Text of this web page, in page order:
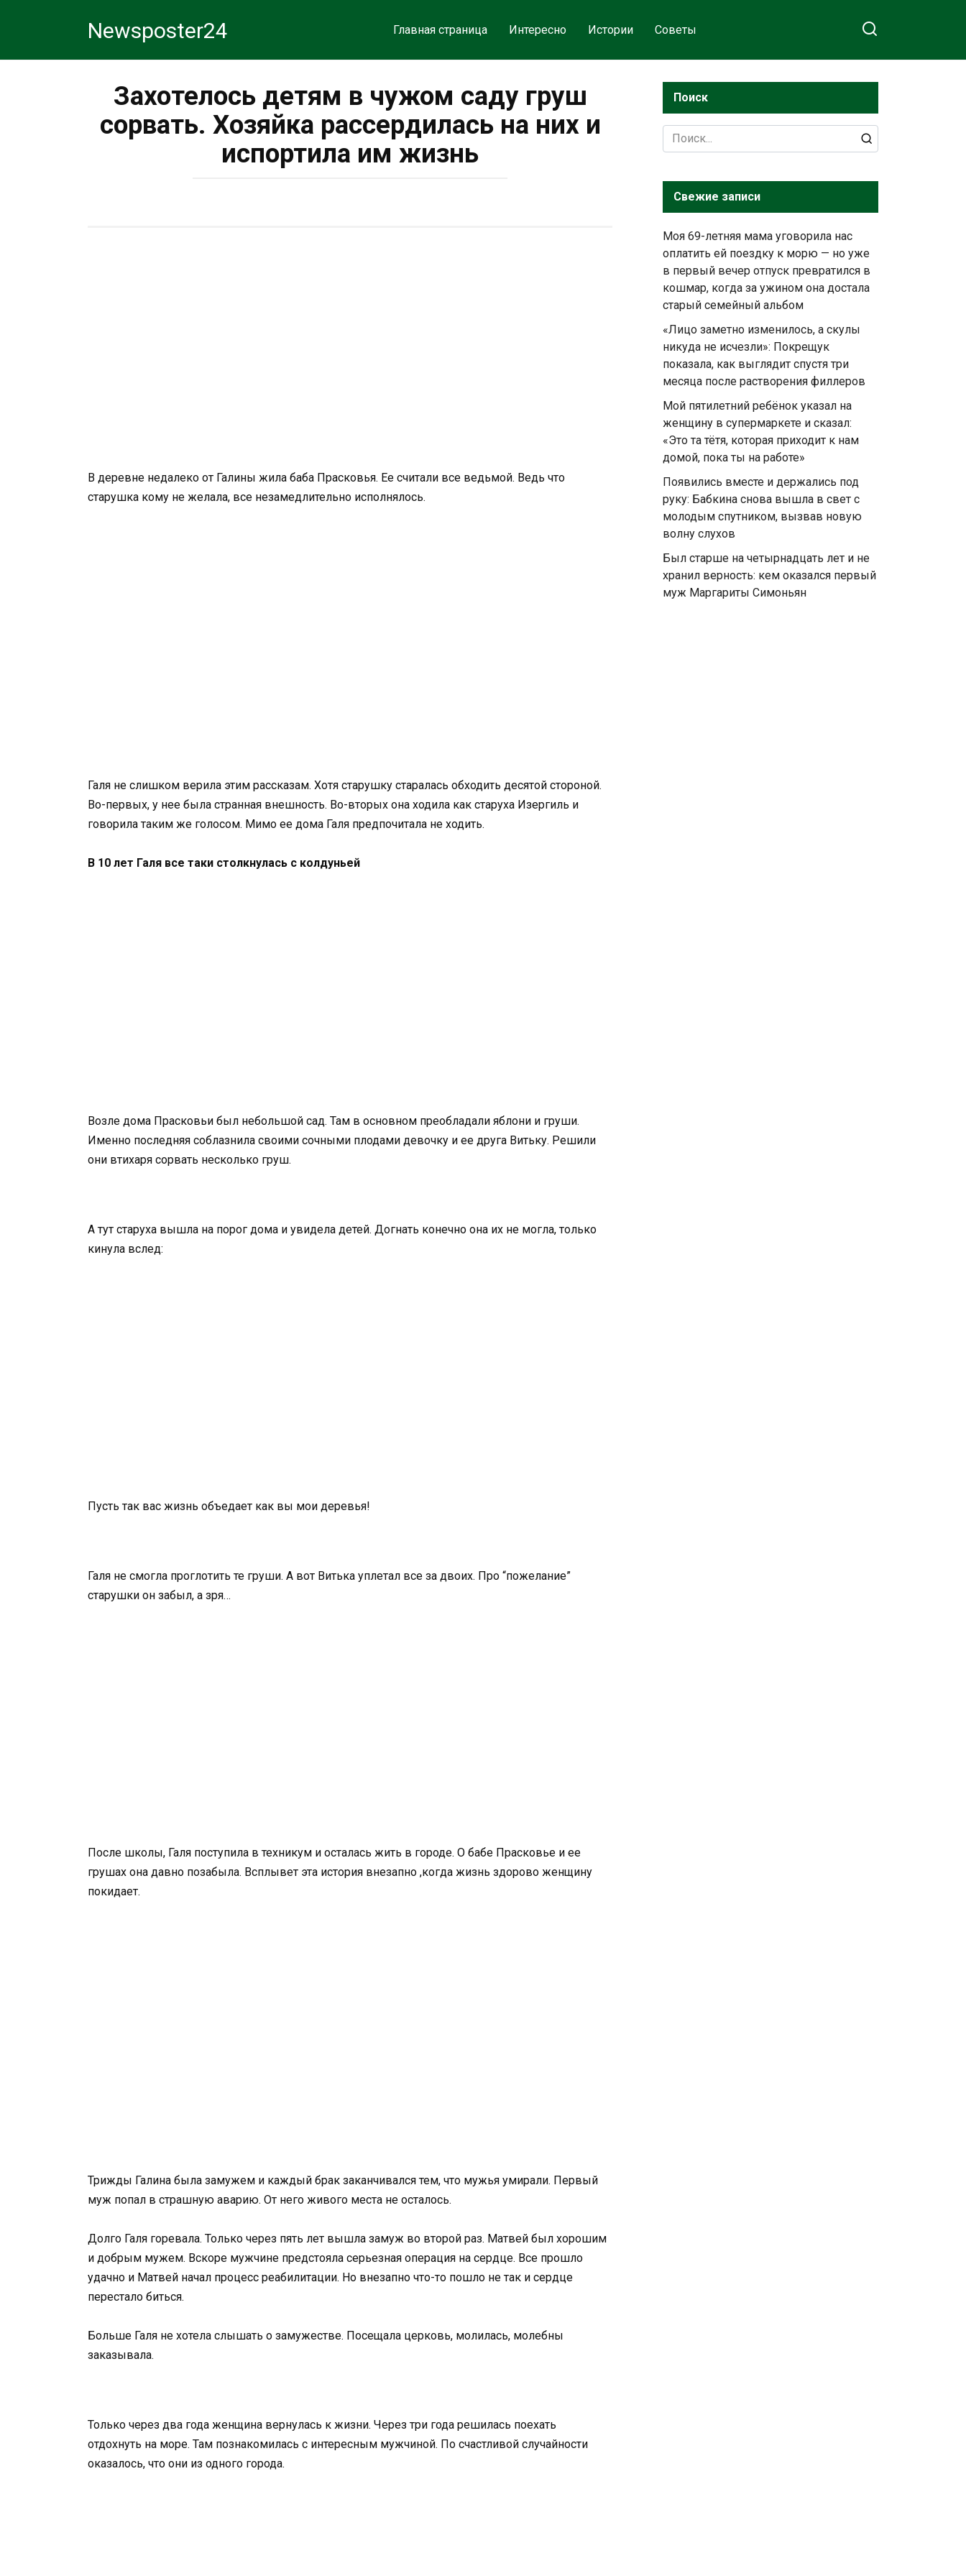
Newsposter24 Главная страница Интересно Истории Советы
Захотелось детям в чужом саду груш
сорвать. Хозяйка рассердилась на них и
испортила им жизнь
В деревне недалеко от Галины жила баба Прасковья. Ее считали все ведьмой. Ведь что
старушка кому не желала, все незамедлительно исполнялось.
Галя не слишком верила этим рассказам. Хотя старушку старалась обходить десятой стороной.
Во-первых, у нее была странная внешность. Во-вторых она ходила как старуха Изергиль и
говорила таким же голосом. Мимо ее дома Галя предпочитала не ходить.
В 10 лет Галя все таки столкнулась с колдуньей
Возле дома Прасковьи был небольшой сад. Там в основном преобладали яблони и груши.
Именно последняя соблазнила своими сочными плодами девочку и ее друга Витьку. Решили
они втихаря сорвать несколько груш.
А тут старуха вышла на порог дома и увидела детей. Догнать конечно она их не могла, только
кинула вслед:
Пусть так вас жизнь объедает как вы мои деревья!
Галя не смогла проглотить те груши. А вот Витька уплетал все за двоих. Про “пожелание”
старушки он забыл, а зря…
После школы, Галя поступила в техникум и осталась жить в городе. О бабе Прасковье и ее
грушах она давно позабыла. Всплывет эта история внезапно ,когда жизнь здорово женщину
покидает.
Трижды Галина была замужем и каждый брак заканчивался тем, что мужья умирали. Первый
муж попал в страшную аварию. От него живого места не осталось.
Долго Галя горевала. Только через пять лет вышла замуж во второй раз. Матвей был хорошим
и добрым мужем. Вскоре мужчине предстояла серьезная операция на сердце. Все прошло
удачно и Матвей начал процесс реабилитации. Но внезапно что-то пошло не так и сердце
перестало биться.
Больше Галя не хотела слышать о замужестве. Посещала церковь, молилась, молебны
заказывала.
Только через два года женщина вернулась к жизни. Через три года решилась поехать
отдохнуть на море. Там познакомилась с интересным мужчиной. По счастливой случайности
оказалось, что они из одного города.
Поиск
Search
for:
Свежие записи
Моя 69-летняя мама уговорила нас
оплатить ей поездку к морю — но уже
в первый вечер отпуск превратился в
кошмар, когда за ужином она достала
старый семейный альбом
«Лицо заметно изменилось, а скулы
никуда не исчезли»: Покрещук
показала, как выглядит спустя три
месяца после растворения филлеров
Мой пятилетний ребёнок указал на
женщину в супермаркете и сказал:
«Это та тётя, которая приходит к нам
домой, пока ты на работе»
Появились вместе и держались под
руку: Бабкина снова вышла в свет с
молодым спутником, вызвав новую
волну слухов
Был старше на четырнадцать лет и не
хранил верность: кем оказался первый
муж Маргариты Симоньян